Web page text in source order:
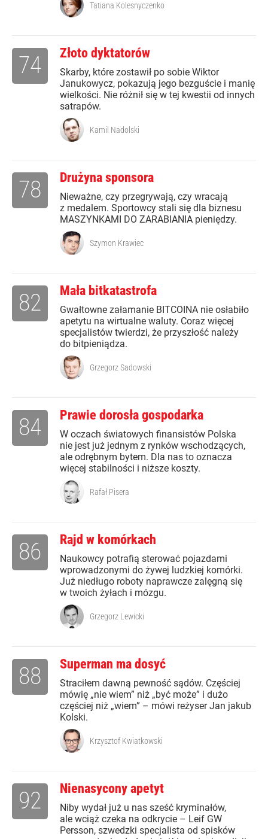
Tatiana Kolesnyczenko
Złoto dyktatorów
Skarby, które zostawił po sobie Wiktor
Janukowycz, pokazują jego bezguście i manię
wielkości. Nie różnił się w tej kwestii od innych
satrapów.
74
Kamil Nadolski
Drużyna sponsora
Nieważne, czy przegrywają, czy wracają
z medalem. Sportowcy stali się dla biznesu
MASZYNKAMI DO ZARABIANIA pieniędzy.
78
Szymon Krawiec
Mała bitkatastrofa
Gwałtowne załamanie BITCOINA nie osłabiło
apetytu na wirtualne waluty. Coraz więcej
specjalistów twierdzi, że przyszłość należy
do bitpieniądza.
82
Grzegorz Sadowski
Prawie dorosła gospodarka
W oczach światowych finansistów Polska
nie jest już jednym z rynków wschodzących,
ale odrębnym bytem. Dla nas to oznacza
więcej stabilności i niższe koszty.
84
Rafał Pisera
Rajd w komórkach
Naukowcy potrafią sterować pojazdami
wprowadzonymi do żywej ludzkiej komórki.
Już niedługo roboty naprawcze zalęgną się
w twoich żyłach i mózgu.
86
Grzegorz Lewicki
Superman ma dosyć
Straciłem dawną pewność sądów. Częściej
mówię „nie wiem” niż „być może” i dużo
częściej niż „wiem” – mówi reżyser Jan jakub
Kolski.
88
Krzysztof Kwiatkowski
Nienasycony apetyt
Niby wydał już u nas sześć kryminałów,
ale wciąż czeka na odkrycie – Leif GW
Persson, szwedzki specjalista od spisków
92